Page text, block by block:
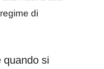
di
quando si